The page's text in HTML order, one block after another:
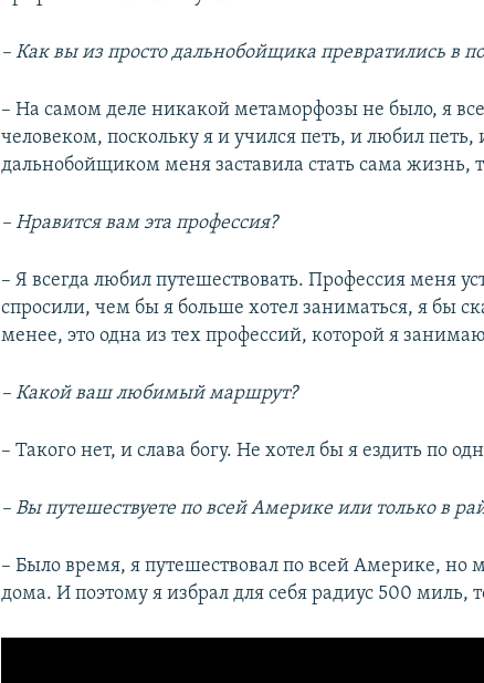
– Как вы из просто дальнобойщика превратились в
– На самом деле никакой метаморфозы не было, я
человеком, поскольку я и учился петь, и любил петь,
дальнобойщиком меня заставила стать сама жизнь,
– Нравится вам эта профессия?
– Я всегда любил путешествовать. Профессия меня
спросили, чем бы я больше хотел заниматься, я бы
менее, это одна из тех профессий, которой я
– Какой ваш любимый маршрут?
– Такого нет, и слава богу. Не хотел бы я ездить по
– Вы путешествуете по всей Америке или только в
– Было время, я путешествовал по всей Америке, но
дома. И поэтому я избрал для себя радиус 500 миль,